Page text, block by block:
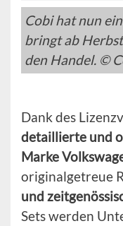
Cobi hat nun
bringt ab
den Handel. ©
Dank des
detaillierte und
Marke
originalgetreue
und
Sets werden